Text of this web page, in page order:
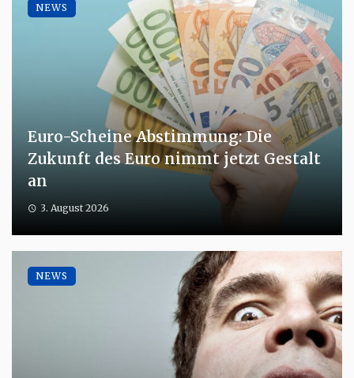
Euro-Scheine Abstimmung: Die
Zukunft des Euro nimmt jetzt Gestalt
an
3. August 2026
NEWS
NEWS